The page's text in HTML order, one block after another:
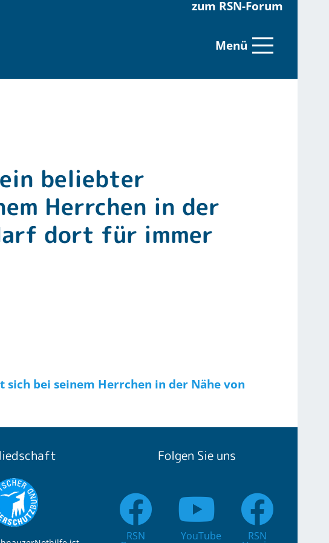
zum RSN-Forum
Menü
beliebter
Herrchen in der
dort für immer
sich bei seinem Herrchen in der Nähe von
Folgen Sie uns
RSN YouTube RSN